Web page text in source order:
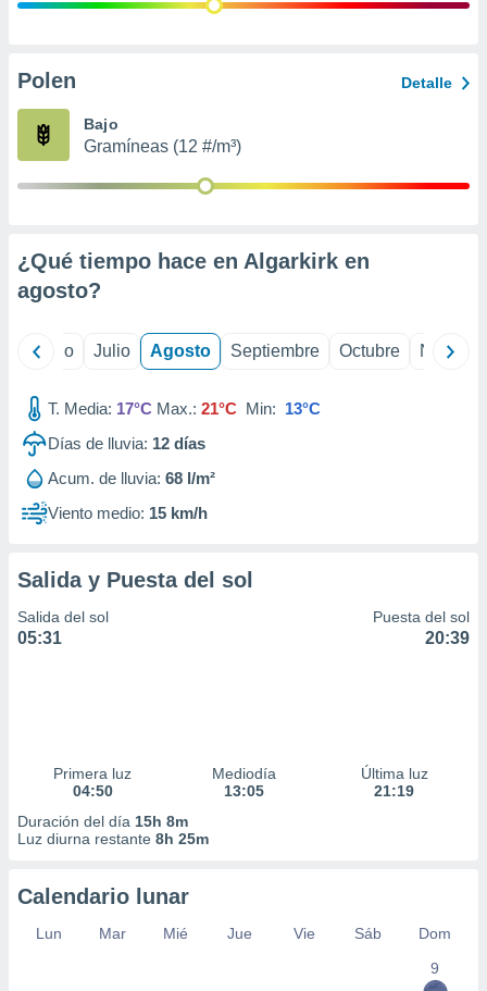
e
publicidad
Polen Detalle
Bajo
Gramíneas (12 #/m³)
¿Qué tiempo hace en Algarkirk en
agosto?
Junio Julio Agosto Septiembre Octubre
T. Media: 17°C Max.: 21°C Min: 13°C
Días de lluvia: 12 días
Acum. de lluvia: 68 l/m²
Viento medio: 15 km/h
Salida y Puesta del sol
Salida del sol
05:31
Puesta del sol
20:39
Primera luz
04:50
Mediodía
13:05
Última luz
21:19
Duración del día 15h 8m
Luz diurna restante 8h 25m
Calendario lunar
Lun Mar Mié Jue Vie Sáb
Dom
9